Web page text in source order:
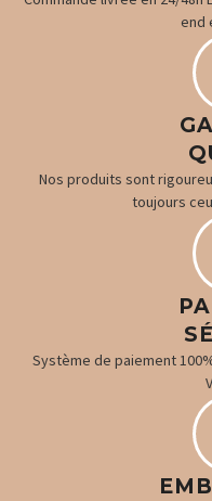
end
Nos produits sont
toujours
Système de paiement